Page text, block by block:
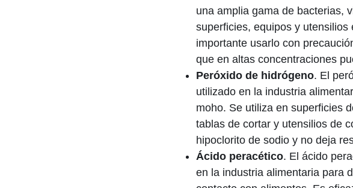
una amplia gama de bacterias,
superficies, equipos y
importante usarlo con
que en altas concentraciones
Peróxido de hidrógeno. El
utilizado en la industria
moho. Se utiliza en superficies
tablas de cortar y utensilios de
hipoclorito de sodio y no deja
Ácido peracético. El ácido
en la industria alimentaria para